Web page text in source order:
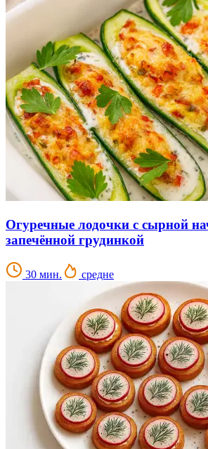
Огуречные лодочки с сырной
запечённой грудинкой
30 мин. средне